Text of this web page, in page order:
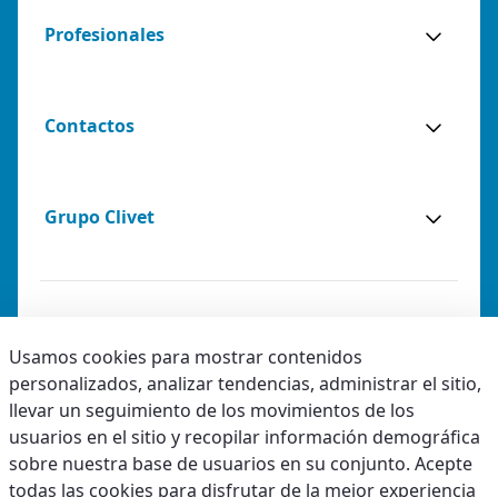
Profesionales
Contactos
Grupo Clivet
Privacy
Accesibilidad
Còdigo ètico
Usamos cookies para mostrar contenidos
personalizados, analizar tendencias, administrar el sitio,
llevar un seguimiento de los movimientos de los
usuarios en el sitio y recopilar información demográfica
sobre nuestra base de usuarios en su conjunto. Acepte
todas las cookies para disfrutar de la mejor experiencia